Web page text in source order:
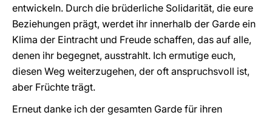
entwickeln. Durch die brüderliche Solidarität, die eure
Beziehungen prägt, werdet ihr innerhalb der Garde ein
Klima der Eintracht und Freude schaffen, das auf alle,
denen ihr begegnet, ausstrahlt. Ich ermutige euch,
diesen Weg weiterzugehen, der oft anspruchsvoll ist,
aber Früchte trägt.
Erneut danke ich der gesamten Garde für ihren